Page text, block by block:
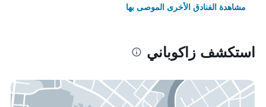
مشاهدة الفنادق الأخرى الموصى بها
استكشف زاكوباني